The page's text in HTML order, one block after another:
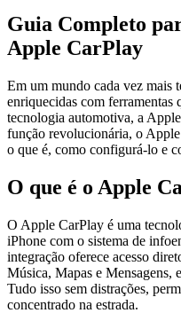
Guia Completo
Apple CarPlay
Em um mundo cada vez mais
enriquecidas com
tecnologia automotiva, a
função revolucionária, o
o que é, como configurá-lo e
O que é o Apple
O Apple CarPlay é uma
iPhone com o sistema de
integração oferece acesso
Música, Mapas e Mensagens,
Tudo isso sem distrações,
concentrado na estrada.